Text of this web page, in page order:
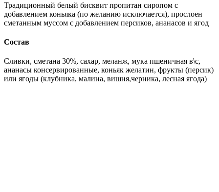
Традиционный белый бисквит пропитан сиропом с
добавлением коньяка (по желанию исключается), прослоен
сметанным муссом с добавлением персиков, ананасов и ягод
Состав
Сливки, сметана 30%, сахар, меланж, мука пшеничная в\с,
ананасы консервированные, коньяк желатин, фрукты (персик)
или ягоды (клубника, малина, вишня,черника, лесная ягода)